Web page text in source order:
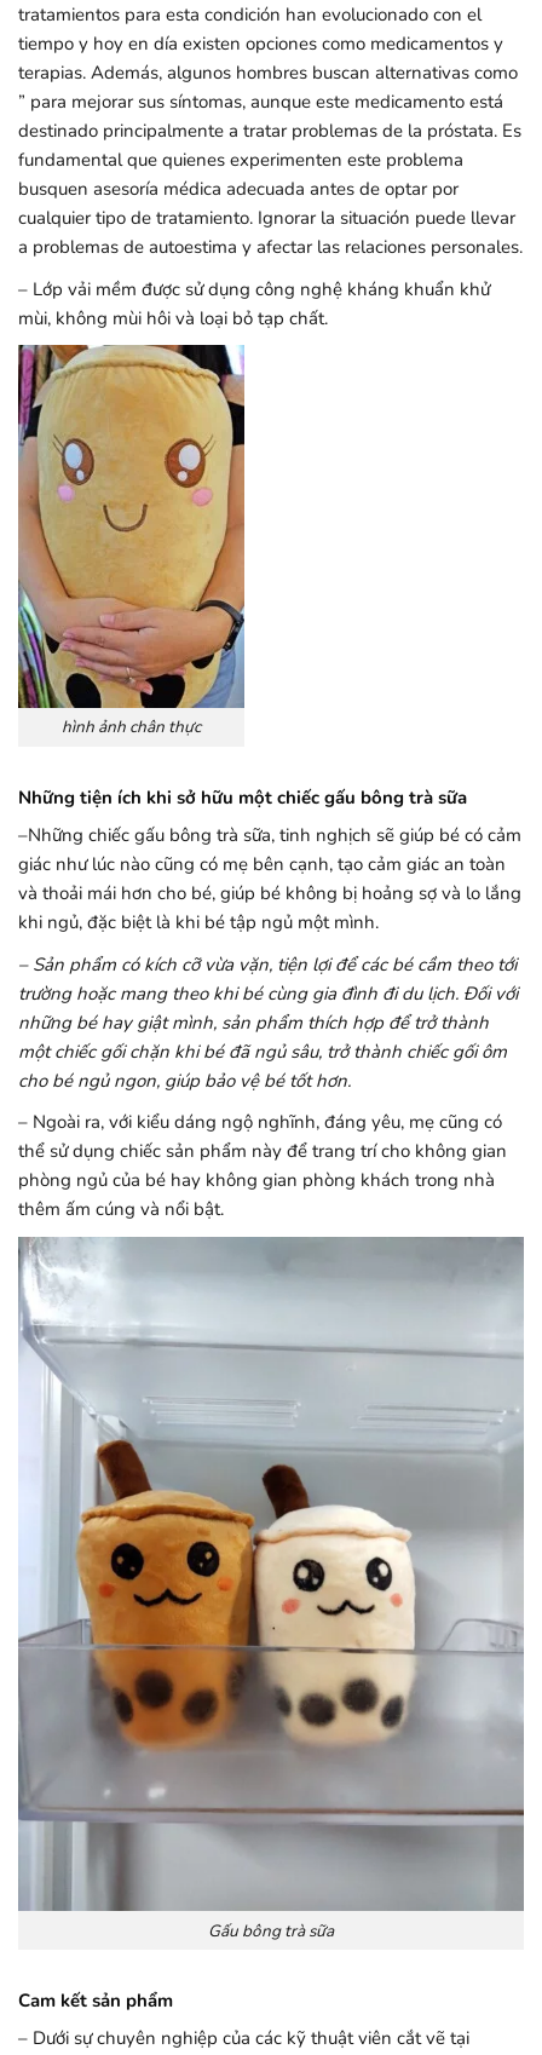
tratamientos para esta condición han evolucionado con el
tiempo y hoy en día existen opciones como medicamentos y
terapias. Además, algunos hombres buscan alternativas como
” para mejorar sus síntomas, aunque este medicamento está
destinado principalmente a tratar problemas de la próstata. Es
fundamental que quienes experimenten este problema
busquen asesoría médica adecuada antes de optar por
cualquier tipo de tratamiento. Ignorar la situación puede llevar
a problemas de autoestima y afectar las relaciones personales.
– Lớp vải mềm được sử dụng công nghệ kháng khuẩn khử
mùi, không mùi hôi và loại bỏ tạp chất.
hình ảnh chân thực
Những tiện ích khi sở hữu một chiếc gấu bông trà sữa
–Những chiếc gấu bông trà sữa, tinh nghịch sẽ giúp bé có cảm
giác như lúc nào cũng có mẹ bên cạnh, tạo cảm giác an toàn
và thoải mái hơn cho bé, giúp bé không bị hoảng sợ và lo lắng
khi ngủ, đặc biệt là khi bé tập ngủ một mình.
– Sản phẩm có kích cỡ vừa vặn, tiện lợi để các bé cầm theo tới
trường hoặc mang theo khi bé cùng gia đình đi du lịch. Đối với
những bé hay giật mình, sản phẩm thích hợp để trở thành
một chiếc gối chặn khi bé đã ngủ sâu, trở thành chiếc gối ôm
cho bé ngủ ngon, giúp bảo vệ bé tốt hơn.
– Ngoài ra, với kiểu dáng ngộ nghĩnh, đáng yêu, mẹ cũng có
thể sử dụng chiếc sản phẩm này để trang trí cho không gian
phòng ngủ của bé hay không gian phòng khách trong nhà
thêm ấm cúng và nổi bật.
Gấu bông trà sữa
Cam kết sản phẩm
– Dưới sự chuyên nghiệp của các kỹ thuật viên cắt vẽ tại